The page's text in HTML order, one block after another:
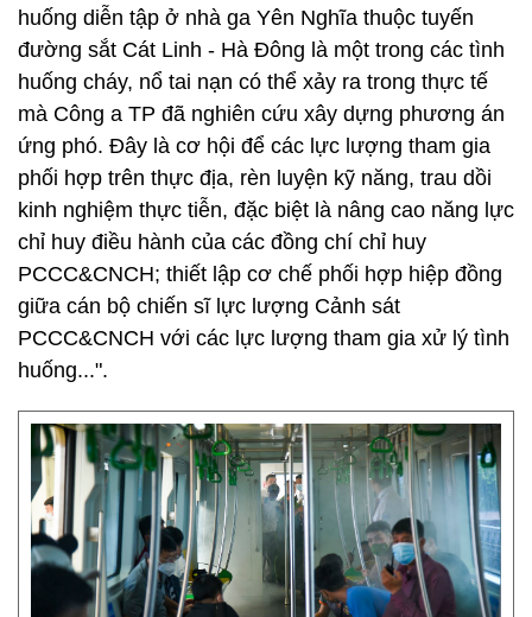
huống diễn tập ở nhà ga Yên Nghĩa thuộc tuyến
đường sắt Cát Linh - Hà Đông là một trong các tình
huống cháy, nổ tai nạn có thể xảy ra trong thực tế
mà Công a TP đã nghiên cứu xây dựng phương án
ứng phó. Đây là cơ hội để các lực lượng tham gia
phối hợp trên thực địa, rèn luyện kỹ năng, trau dồi
kinh nghiệm thực tiễn, đặc biệt là nâng cao năng lực
chỉ huy điều hành của các đồng chí chỉ huy
PCCC&CNCH; thiết lập cơ chế phối hợp hiệp đồng
giữa cán bộ chiến sĩ lực lượng Cảnh sát
PCCC&CNCH với các lực lượng tham gia xử lý tình
huống...".